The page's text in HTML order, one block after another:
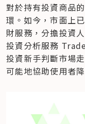
對於持有投資商品
環。如今，市面上
財服務，分擔投資
投資分析服務
投資新手判斷市場
可能地協助使用者